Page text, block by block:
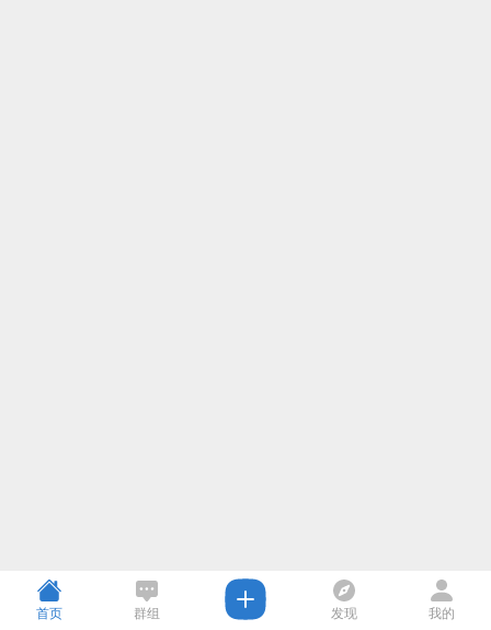
首页 群组 发现 我的